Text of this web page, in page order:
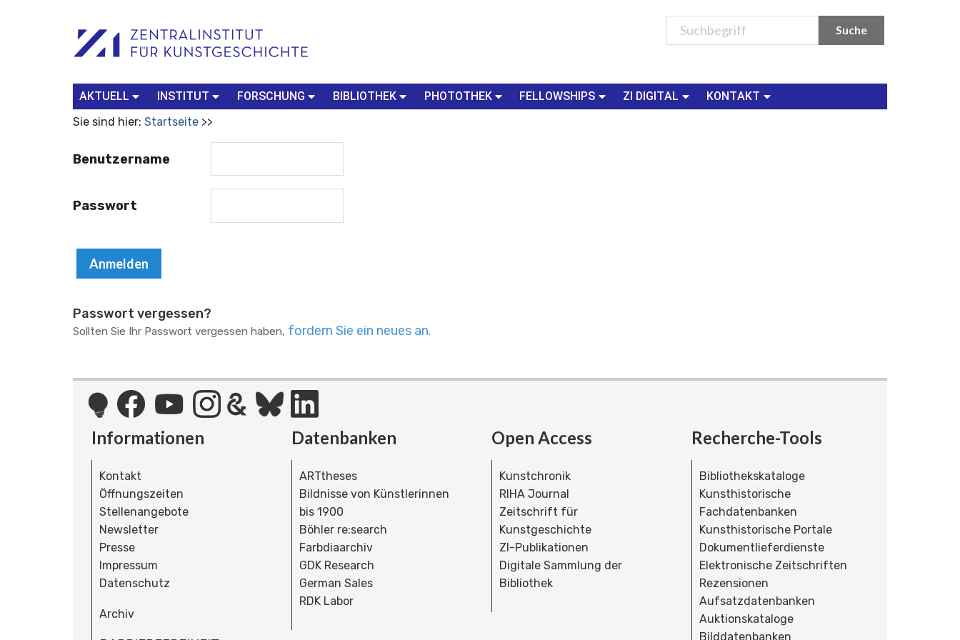
Werkzeuge
Search…
AKTUELL INSTITUT FORSCHUNG BIBLIOTHEK PHOTOTHEK FELLOWSHIPS ZI DIGITAL
KONTAKT
Sie sind hier: Startseite
Benutzername
Passwort
Passwort vergessen?
Sollten Sie Ihr Passwort vergessen haben, fordern Sie ein neues an.
Informationen
Kontakt
Öffnungszeiten
Stellenangebote
Newsletter
Presse
Impressum
Datenschutz
Archiv
Datenbanken
ARTtheses
Bildnisse von Künstlerinnen
bis 1900
Böhler re:search
Farbdiaarchiv
GDK Research
German Sales
RDK Labor
Open Access
Kunstchronik
RIHA Journal
Zeitschrift für
Kunstgeschichte
ZI-Publikationen
Digitale Sammlung der
Bibliothek
Recherche-Tools
Bibliothekskataloge
Kunsthistorische
Fachdatenbanken
Kunsthistorische Portale
Dokumentlieferdienste
Elektronische Zeitschriften
Rezensionen
Aufsatzdatenbanken
Auktionskataloge
Bilddatenbanken